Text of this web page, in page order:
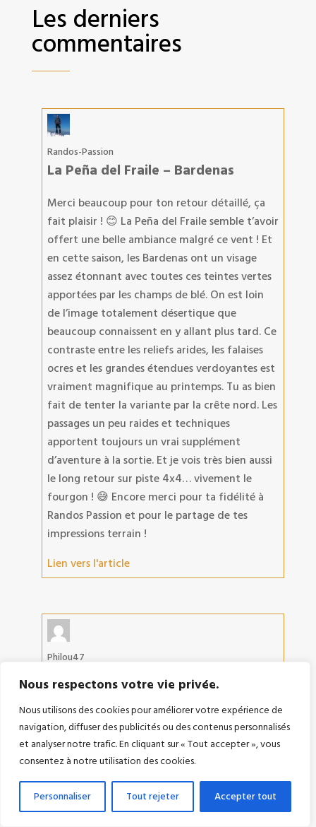
Nous respectons votre vie privée.
Nous utilisons des cookies pour améliorer votre expérience de
navigation, diffuser des publicités ou des contenus personnalisés
et analyser notre trafic. En cliquant sur « Tout accepter », vous
consentez à notre utilisation des cookies.
Personnaliser Tout rejeter Accepter tout
Les derniers
commentaires
Randos-Passion
La Peña del Fraile – Bardenas
Merci beaucoup pour ton retour détaillé, ça
fait plaisir ! 😊 La Peña del Fraile semble t’avoir
offert une belle ambiance malgré ce vent ! Et
en cette saison, les Bardenas ont un visage
assez étonnant avec toutes ces teintes vertes
apportées par les champs de blé. On est loin
de l’image totalement désertique que
beaucoup connaissent en y allant plus tard. Ce
contraste entre les reliefs arides, les falaises
ocres et les grandes étendues verdoyantes est
vraiment magnifique au printemps. Tu as bien
fait de tenter la variante par la crête nord. Les
passages un peu raides et techniques
apportent toujours un vrai supplément
d’aventure à la sortie. Et je vois très bien aussi
le long retour sur piste 4x4… vivement le
fourgon ! 😅 Encore merci pour ta fidélité à
Randos Passion et pour le partage de tes
impressions terrain !
Lien vers l'article
Philou47
La Peña del Fraile – Bardenas
Bonjour Philippe, randonnée faite ce jour,
avec une météo alternant entre soleil et
nuages et également un vent très fort, qui
empêche par mesure de sécurité, le
fonctionnement des éoliennes. De la haut, la
vue est magnifique sur les Bardenas. Ayant du